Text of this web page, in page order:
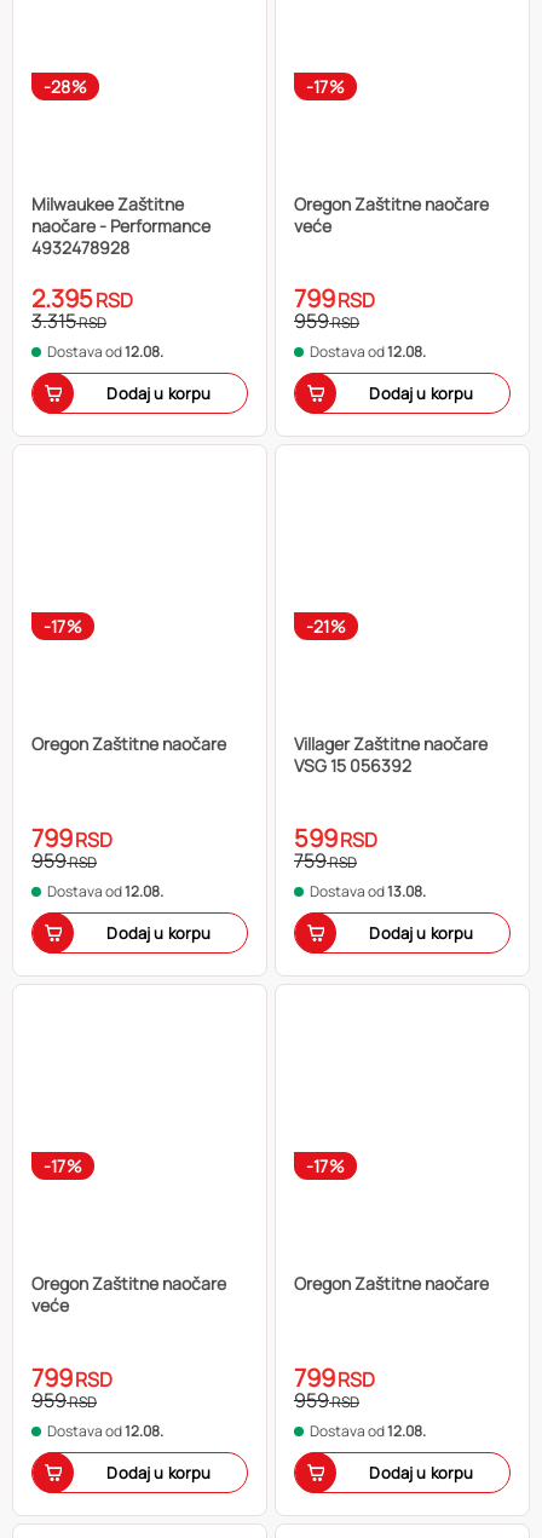
-28%
Milwaukee Zaštitne
naočare - Performance
4932478928
2.395RSD
3.315RSD
Dostava od12.08.
Dodaj u korpu
-17%
Oregon Zaštitne naočare
veće
799RSD
959RSD
Dostava od12.08.
Dodaj u korpu
-17%
Oregon Zaštitne naočare
799RSD
959RSD
Dostava od12.08.
Dodaj u korpu
-21%
Villager Zaštitne naočare
VSG 15 056392
599RSD
759RSD
Dostava od13.08.
Dodaj u korpu
-17%
Oregon Zaštitne naočare
veće
799RSD
959RSD
Dostava od12.08.
Dodaj u korpu
-17%
Oregon Zaštitne naočare
799RSD
959RSD
Dostava od12.08.
Dodaj u korpu